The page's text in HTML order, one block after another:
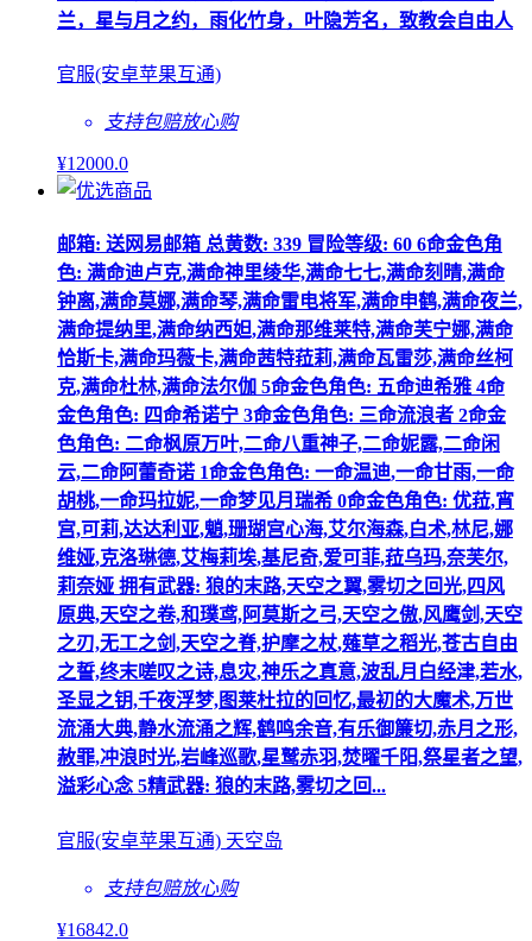
兰，星与月之约，雨化竹身，叶隐芳名，致教会自由人
官服(安卓苹果互通)
支持包赔放心购
¥12000.0
邮箱: 送网易邮箱 总黄数: 339 冒险等级: 60 6命金色角
色: 满命迪卢克,满命神里绫华,满命七七,满命刻晴,满命
钟离,满命莫娜,满命琴,满命雷电将军,满命申鹤,满命夜兰,
满命提纳里,满命纳西妲,满命那维莱特,满命芙宁娜,满命
恰斯卡,满命玛薇卡,满命茜特菈莉,满命瓦雷莎,满命丝柯
克,满命杜林,满命法尔伽 5命金色角色: 五命迪希雅 4命
金色角色: 四命希诺宁 3命金色角色: 三命流浪者 2命金
色角色: 二命枫原万叶,二命八重神子,二命妮露,二命闲
云,二命阿蕾奇诺 1命金色角色: 一命温迪,一命甘雨,一命
胡桃,一命玛拉妮,一命梦见月瑞希 0命金色角色: 优菈,宵
宫,可莉,达达利亚,魈,珊瑚宫心海,艾尔海森,白术,林尼,娜
维娅,克洛琳德,艾梅莉埃,基尼奇,爱可菲,菈乌玛,奈芙尔,
莉奈娅 拥有武器: 狼的末路,天空之翼,雾切之回光,四风
原典,天空之卷,和璞鸢,阿莫斯之弓,天空之傲,风鹰剑,天空
之刃,无工之剑,天空之脊,护摩之杖,薙草之稻光,苍古自由
之誓,终末嗟叹之诗,息灾,神乐之真意,波乱月白经津,若水,
圣显之钥,千夜浮梦,图莱杜拉的回忆,最初的大魔术,万世
流涌大典,静水流涌之辉,鹤鸣余音,有乐御簾切,赤月之形,
赦罪,冲浪时光,岩峰巡歌,星鹫赤羽,焚曜千阳,祭星者之望,
溢彩心念 5精武器: 狼的末路,雾切之回...
官服(安卓苹果互通) 天空岛
支持包赔放心购
¥16842.0